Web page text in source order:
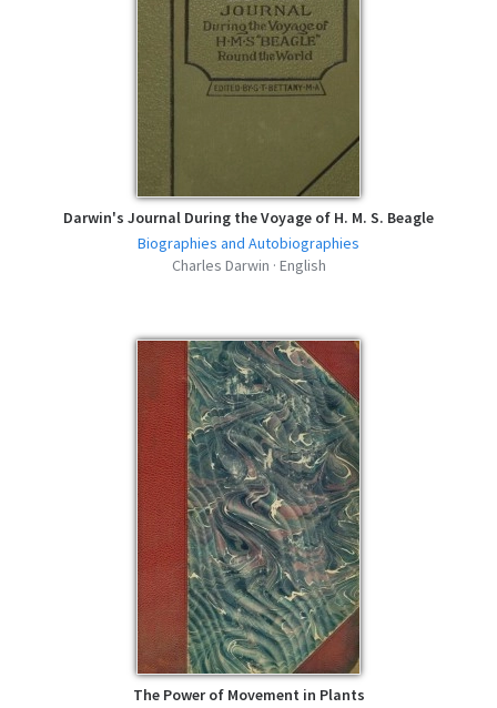
Darwin's Journal During the Voyage of H. M. S. Beagle
Biographies and Autobiographies
Charles Darwin · English
The Power of Movement in Plants